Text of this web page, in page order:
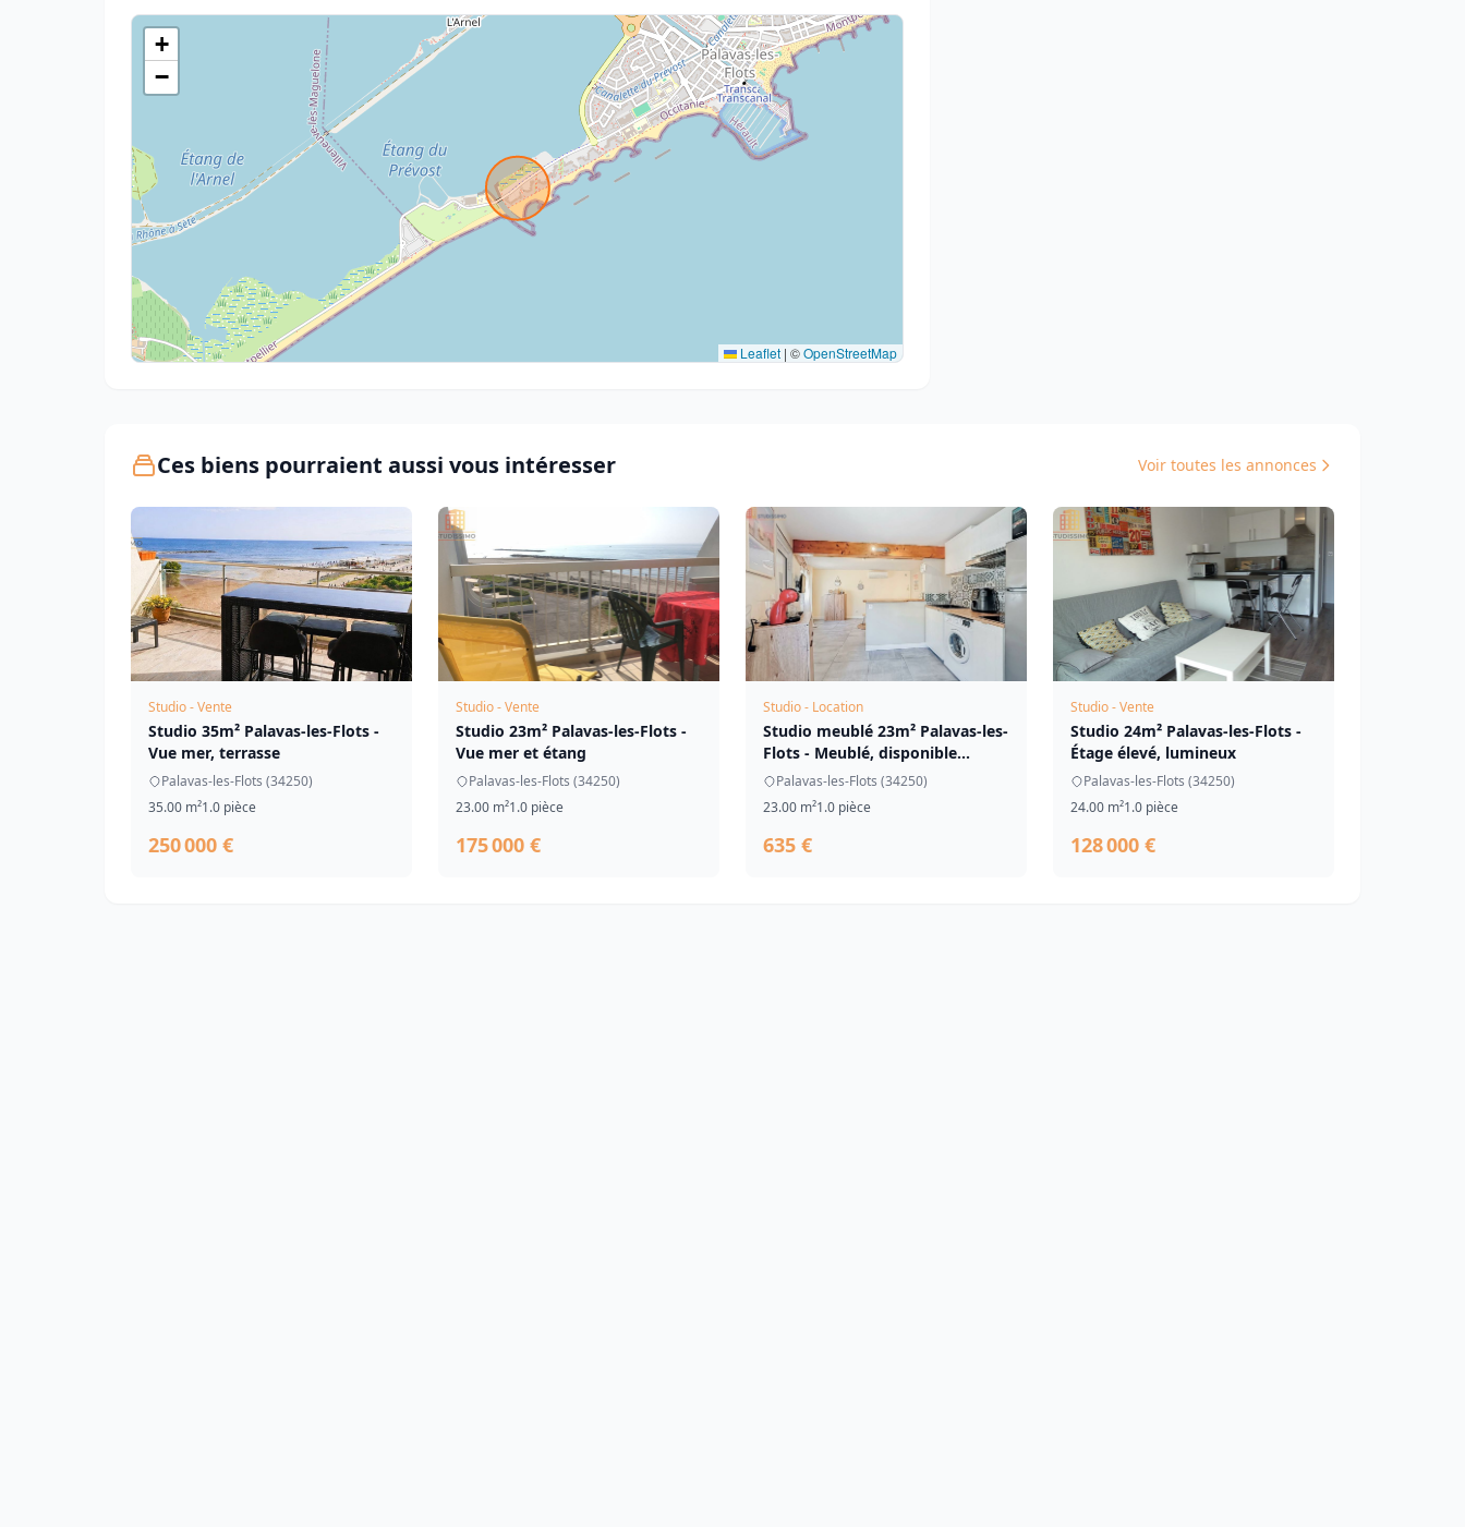
+
−
Leaflet | ©OpenStreetMap
Ces biens pourraient aussi vous intéresser Voir toutes les annonces
Studio - Vente
Studio 35m² Palavas-les-Flots -
Vue mer, terrasse
Palavas-les-Flots (34250)
35.00 m²1.0 pièce
250 000 €
Studio - Vente
Studio 23m² Palavas-les-Flots -
Vue mer et étang
Palavas-les-Flots (34250)
23.00 m²1.0 pièce
175 000 €
Studio - Location
Studio meublé 23m² Palavas-les-
Flots - Meublé, disponible...
Palavas-les-Flots (34250)
23.00 m²1.0 pièce
635 €
Studio - Vente
Studio 24m² Palavas-les-Flots -
Étage élevé, lumineux
Palavas-les-Flots (34250)
24.00 m²1.0 pièce
128 000 €